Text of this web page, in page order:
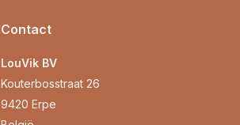
Contact
LouVik BV
Kouterbosstraat 26
9420 Erpe